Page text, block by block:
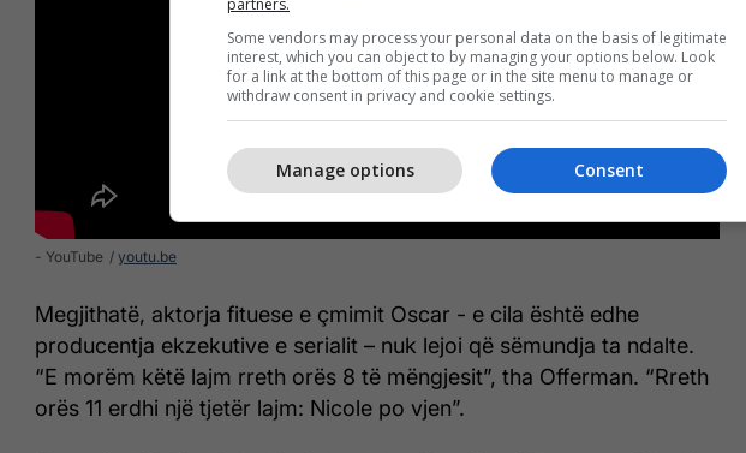
- YouTube youtu.be
Megjithatë, aktorja fituese e çmimit Oscar - e cila është edhe
producentja ekzekutive e serialit – nuk lejoi që sëmundja ta ndalte.
“E morëm këtë lajm rreth orës 8 të mëngjesit”, tha Offerman. “Rreth
orës 11 erdhi një tjetër lajm: Nicole po vjen”.
Some vendors may process your personal data on the basis of legitimate
interest, which you can object to by managing your options below. Look
for a link at the bottom of this page or in the site menu to manage or
withdraw consent in privacy and cookie settings.
Consent
Manage options